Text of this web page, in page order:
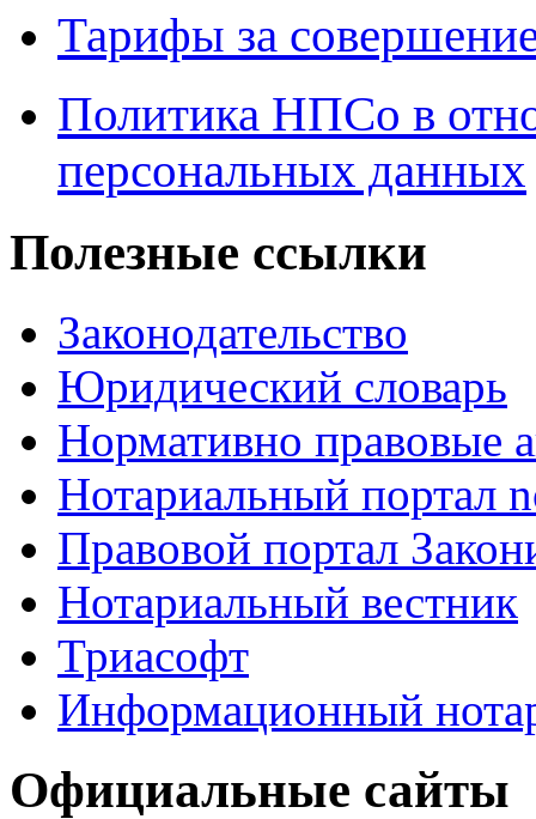
Тарифы за
Политика НПСо в
персональных данных
Полезные ссылки
Законодательство
Юридический словарь
Нормативно правовые
Нотариальный портал
Правовой портал
Нотариальный вестник
Триасофт
Информационный
Официальные сайты